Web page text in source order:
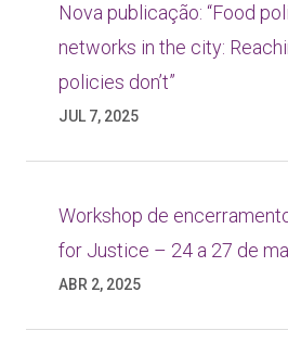
Nova publicação: “Food
networks in the city:
policies don’t”
JUL 7, 2025
Workshop de
for Justice – 24 a 27 de
ABR 2, 2025